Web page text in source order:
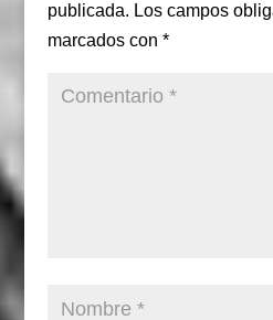
publicada. Los campos
marcados con *